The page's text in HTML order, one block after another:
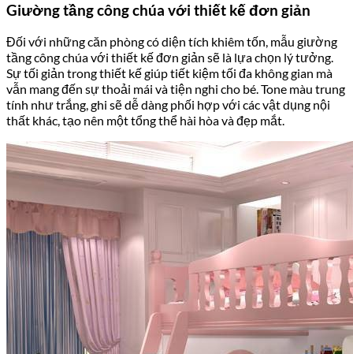
Giường tầng công chúa với thiết kế đơn giản
Đối với những căn phòng có diện tích khiêm tốn, mẫu giường
tầng công chúa với thiết kế đơn giản sẽ là lựa chọn lý tưởng.
Sự tối giản trong thiết kế giúp tiết kiệm tối đa không gian mà
vẫn mang đến sự thoải mái và tiện nghi cho bé. Tone màu trung
tính như trắng, ghi sẽ dễ dàng phối hợp với các vật dụng nội
thất khác, tạo nên một tổng thể hài hòa và đẹp mắt.